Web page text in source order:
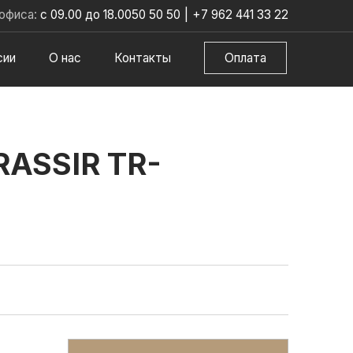
с 09.00 до 18.0050 50 50 +7 962 441 33 22
О нас Контакты Оплата
TR-